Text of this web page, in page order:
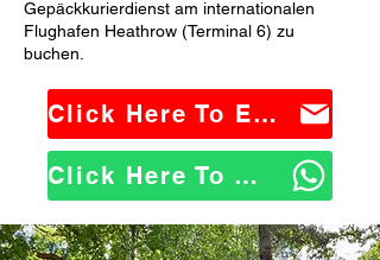
Gepäckkurierdienst am internationalen
Flughafen Heathrow (Terminal 6) zu
buchen.
Click Here To Email Us
Click Here To WhatsApp Us